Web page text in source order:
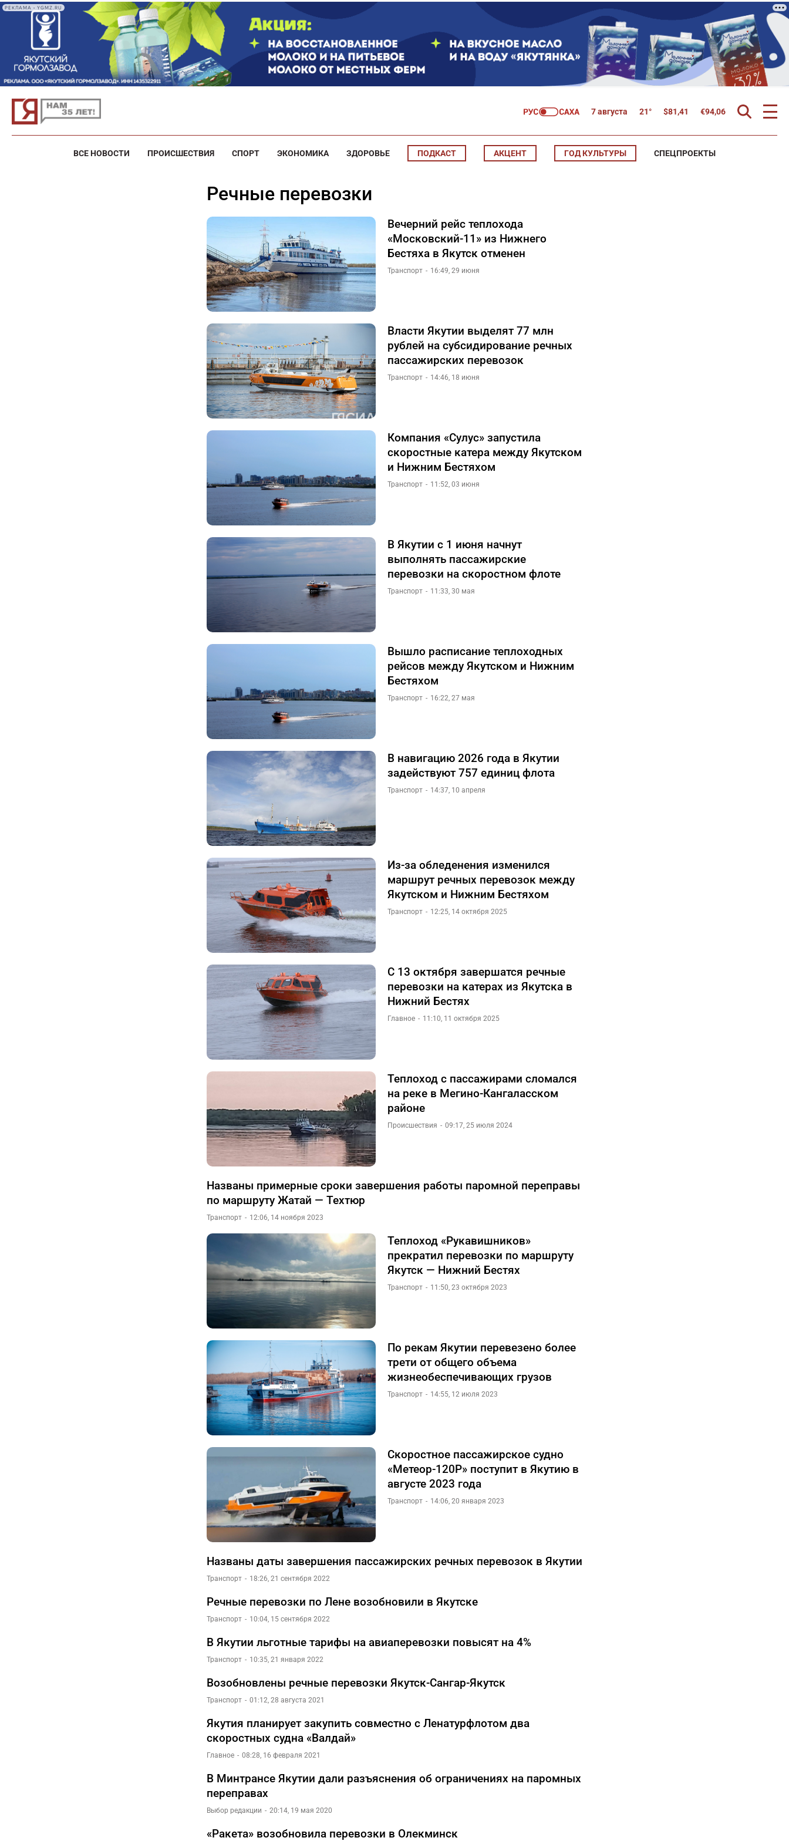
РЕКЛАМА • YGMZ.RU
7 августа 21° $81,41 €94,06
ВСЕ НОВОСТИ ПРОИСШЕСТВИЯ СПОРТ ЭКОНОМИКА ЗДОРОВЬЕ ПОДКАСТ АКЦЕНТ ГОД КУЛЬТУРЫ СПЕЦПРОЕКТЫ
речные перевозки
Вечерний рейс теплохода
«Московский-11» из Нижнего
Бестяха в Якутск отменен
Транспорт 16:49, 29 июня
Власти Якутии выделят 77 млн
рублей на субсидирование речных
пассажирских перевозок
Транспорт 14:46, 18 июня
Компания «Сулус» запустила
скоростные катера между Якутском
и Нижним Бестяхом
Транспорт 11:52, 03 июня
В Якутии с 1 июня начнут
выполнять пассажирские
перевозки на скоростном флоте
Транспорт 11:33, 30 мая
Вышло расписание теплоходных
рейсов между Якутском и Нижним
Бестяхом
Транспорт 16:22, 27 мая
В навигацию 2026 года в Якутии
задействуют 757 единиц флота
Транспорт 14:37, 10 апреля
Из-за обледенения изменился
маршрут речных перевозок между
Якутском и Нижним Бестяхом
Транспорт 12:25, 14 октября 2025
С 13 октября завершатся речные
перевозки на катерах из Якутска в
Нижний Бестях
Главное 11:10, 11 октября 2025
Теплоход с пассажирами сломался
на реке в Мегино-Кангаласском
районе
Происшествия 09:17, 25 июля 2024
Названы примерные сроки завершения работы паромной переправы
по маршруту Жатай — Техтюр
Транспорт 12:06, 14 ноября 2023
Теплоход «Рукавишников»
прекратил перевозки по маршруту
Якутск — Нижний Бестях
Транспорт 11:50, 23 октября 2023
По рекам Якутии перевезено более
трети от общего объема
жизнеобеспечивающих грузов
Транспорт 14:55, 12 июля 2023
Скоростное пассажирское судно
«Метеор-120Р» поступит в Якутию в
августе 2023 года
Транспорт 14:06, 20 января 2023
Названы даты завершения пассажирских речных перевозок в Якутии
Транспорт 18:26, 21 сентября 2022
Речные перевозки по Лене возобновили в Якутске
Транспорт 10:04, 15 сентября 2022
В Якутии льготные тарифы на авиаперевозки повысят на 4%
Транспорт 10:35, 21 января 2022
Возобновлены речные перевозки Якутск-Сангар-Якутск
Транспорт 01:12, 28 августа 2021
Якутия планирует закупить совместно с Ленатурфлотом два
скоростных судна «Валдай»
Главное 08:28, 16 февраля 2021
В Минтрансе Якутии дали разъяснения об ограничениях на паромных
переправах
Выбор редакции 20:14, 19 мая 2020
«Ракета» возобновила перевозки в Олекминск